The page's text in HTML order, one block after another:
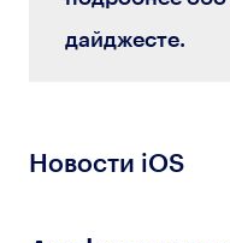
дайджесте.
Новости iOS